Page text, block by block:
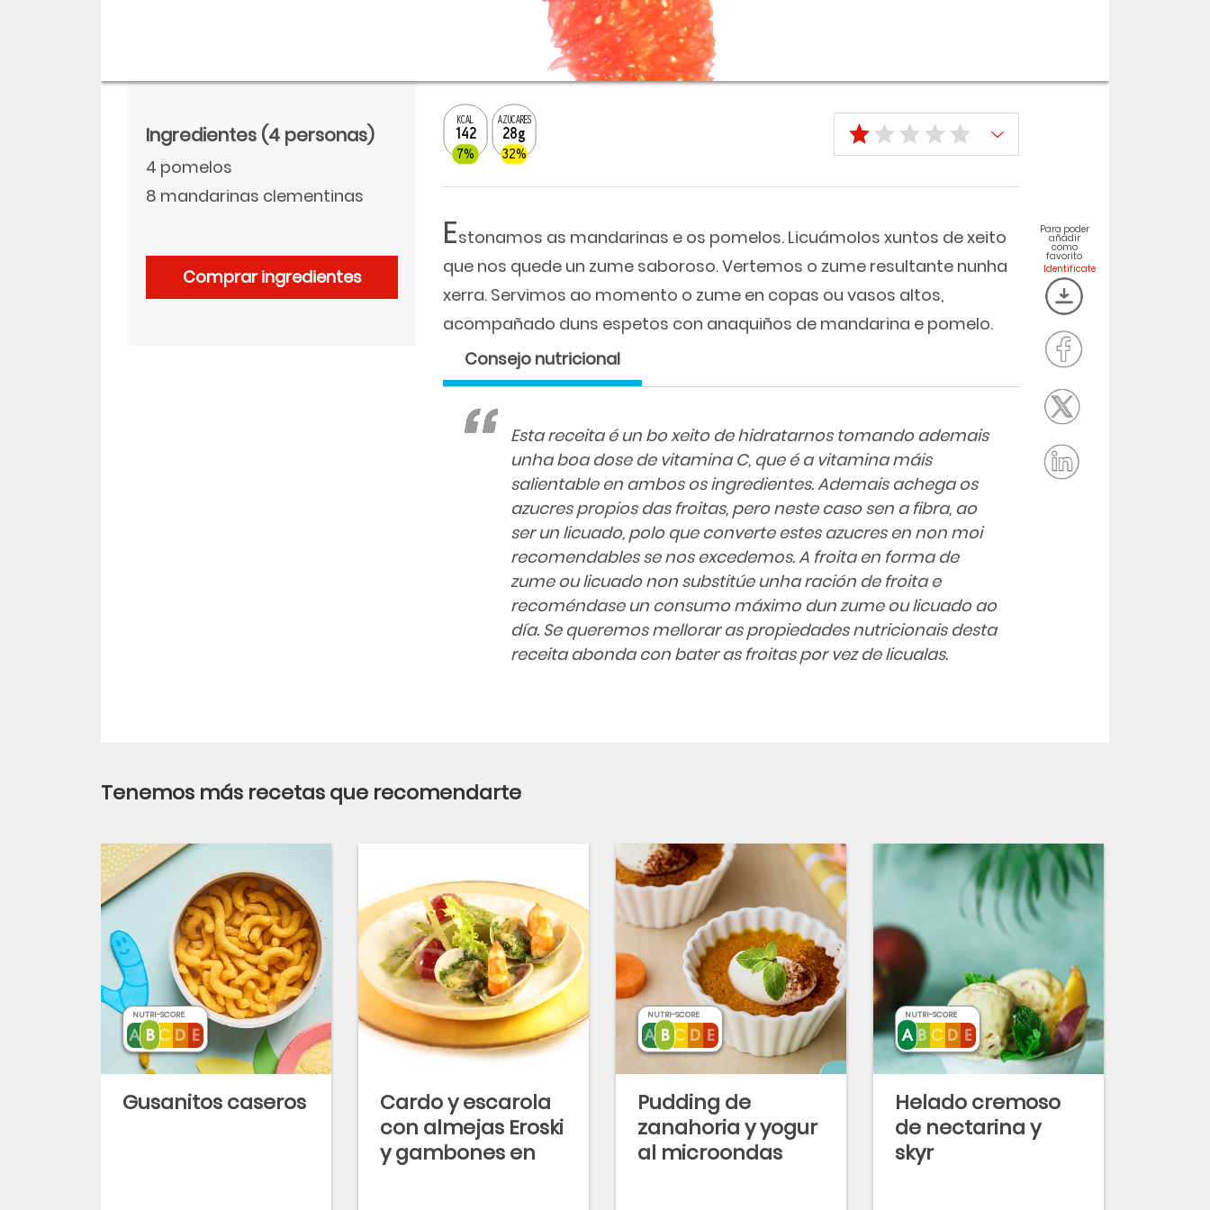
KCAL
142
7%
AZÚCARES
28g
32%
Estonamos as mandarinas e os pomelos. Licuámolos xuntos de xeito
que nos quede un zume saboroso. Vertemos o zume resultante nunha
xerra. Servimos ao momento o zume en copas ou vasos altos,
acompañado duns espetos con anaquiños de mandarina e pomelo.
Consejo nutricional
Esta receita é un bo xeito de hidratarnos tomando ademais
unha boa dose de vitamina C, que é a vitamina máis
salientable en ambos os ingredientes. Ademais achega os
azucres propios das froitas, pero neste caso sen a fibra, ao
ser un licuado, polo que converte estes azucres en non moi
recomendables se nos excedemos. A froita en forma de
zume ou licuado non substitúe unha ración de froita e
recoméndase un consumo máximo dun zume ou licuado ao
día. Se queremos mellorar as propiedades nutricionais desta
receita abonda con bater as froitas por vez de licualas.
Para poder
añadir
como
favorito
Ingredientes (4 personas)
4 pomelos
8 mandarinas clementinas
Comprar ingredientes
Tenemos más recetas que recomendarte
Gusanitos caseros
NUTRI-SCORE
Cardo y escarola
con almejas Eroski
y gambones en
Pudding de
zanahoria y yogur
al microondas
NUTRI-SCORE
Helado cremoso
de nectarina y
skyr
NUTRI-SCORE